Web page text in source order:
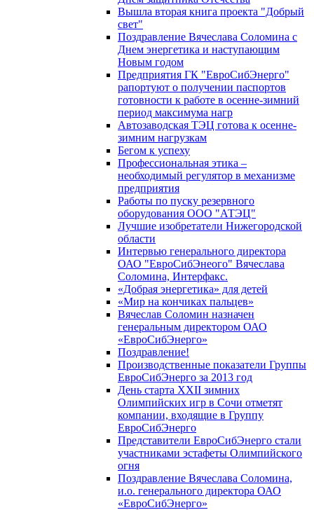
Вышла вторая книга проекта "Добрый
свет"
Поздравление Вячеслава Соломина с
Днем энергетика и наступающим
Новым годом
Предприятия ГК "ЕвроСибЭнерго"
рапортуют о получении паспортов
готовности к работе в осенне-зимний
период максимума нагр
Автозаводская ТЭЦ готова к осенне-
зимним нагрузкам
Бегом к успеху
Профессиональная этика –
необходимый регулятор в механизме
предприятия
Работы по пуску резервного
оборудования ООО "АТЭЦ"
Лучшие изобретатели Нижегородской
области
Интервью генерального директора
ОАО "ЕвроСибЭнеого" Вячеслава
Соломина, Интерфакс.
«Добрая энергетика» для детей
«Мир на кончиках пальцев»
Вячеслав Соломин назначен
генеральным директором ОАО
«ЕвроСибЭнерго»
Поздравление!
Производственные показатели Группы
ЕвроСибЭнерго за 2013 год
День старта XXII зимних
Олимпийских игр в Сочи отметят
компании, входящие в Группу
ЕвроСибЭнерго
Представители ЕвроСибЭнерго стали
участниками эстафеты Олимпийского
огня
Поздравление Вячеслава Соломина,
и.о. генерального директора ОАО
«ЕвроСибЭнерго»